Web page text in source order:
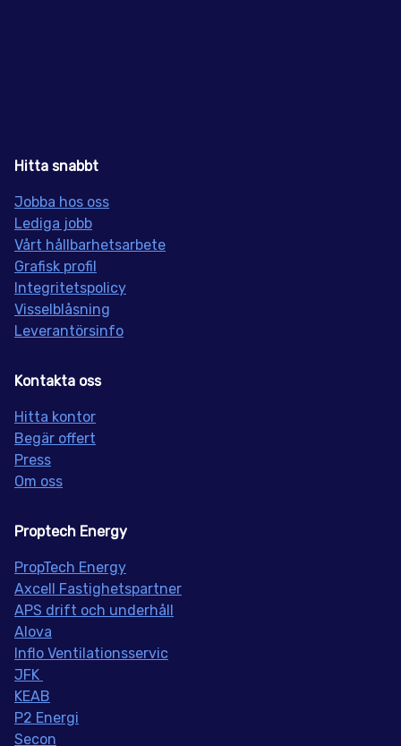
Hitta snabbt
Jobba hos oss
Lediga jobb
Vårt hållbarhetsarbete
Grafisk profil
Integritetspolicy
Visselblåsning
Leverantörsinfo
Kontakta oss
Hitta kontor
Begär offert
Press
Om oss
Proptech Energy
PropTech Energy
Axcell Fastighetspartner
APS drift och underhåll
Alova
Inflo Ventilationsservic
JFK
KEAB
P2 Energi
Secon